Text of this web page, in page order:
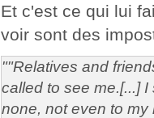
Et c'est ce qui lui
voir sont des
""Relatives and
called to see me.[...] I
none, not even to my